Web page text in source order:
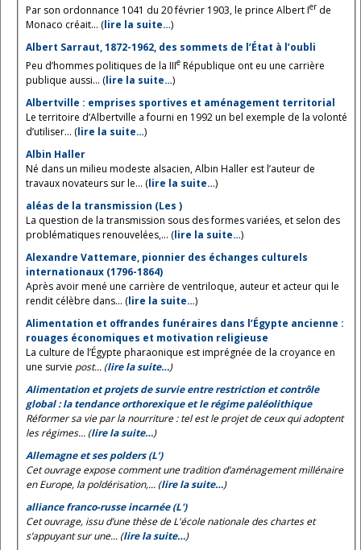
Par son ordonnance 1041 du 20 février 1903, le prince Albert Ierde
Monaco créait... (lire la suite…)
Albert Sarraut, 1872-1962, des sommets de l’État à l’oubli
Peu d’hommes politiques de la IIIe République ont eu une carrière
publique aussi... (lire la suite…)
Albertville : emprises sportives et aménagement territorial
Le territoire d’Albertville a fourni en 1992 un bel exemple de la volonté
d’utiliser... (lire la suite…)
Albin Haller
Né dans un milieu modeste alsacien, Albin Haller est l’auteur de
travaux novateurs sur le... (lire la suite…)
aléas de la transmission (Les )
La question de la transmission sous des formes variées, et selon des
problématiques renouvelées,... (lire la suite…)
Alexandre Vattemare, pionnier des échanges culturels
internationaux (1796-1864)
Après avoir mené une carrière de ventriloque, auteur et acteur qui le
rendit célèbre dans... (lire la suite…)
Alimentation et offrandes funéraires dans l’Égypte ancienne :
rouages économiques et motivation religieuse
La culture de l’Égypte pharaonique est imprégnée de la croyance en
une survie post... (lire la suite…)
Alimentation et projets de survie entre restriction et contrôle
global : la tendance orthorexique et le régime paléolithique
Réformer sa vie par la nourriture : tel est le projet de ceux qui adoptent
les régimes... (lire la suite…)
Allemagne et ses polders (L’)
Cet ouvrage expose comment une tradition d’aménagement millénaire
en Europe, la poldérisation,... (lire la suite…)
alliance franco-russe incarnée (L')
Cet ouvrage, issu d’une thèse de L'école nationale des chartes et
s’appuyant sur une... (lire la suite…)